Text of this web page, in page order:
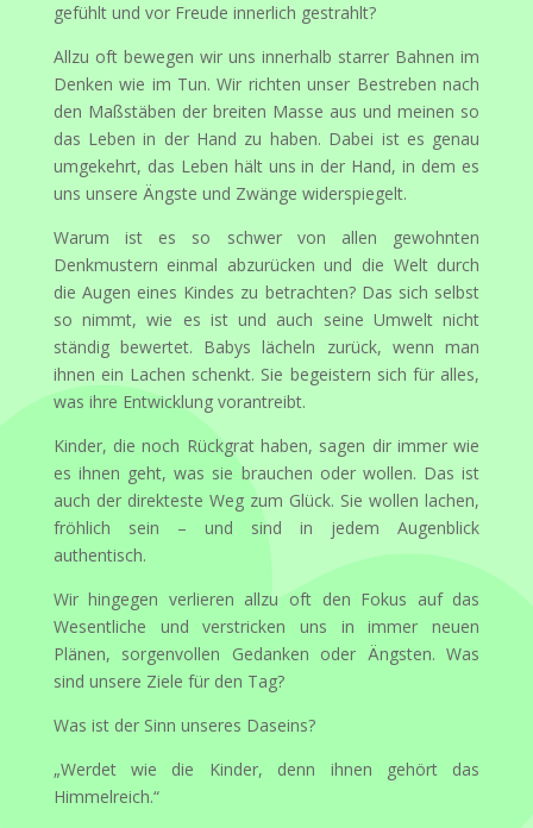
gefühlt und vor Freude innerlich gestrahlt?
Allzu oft bewegen wir uns innerhalb starrer Bahnen im
Denken wie im Tun. Wir richten unser Bestreben nach
den Maßstäben der breiten Masse aus und meinen so
das Leben in der Hand zu haben. Dabei ist es genau
umgekehrt, das Leben hält uns in der Hand, in dem es
uns unsere Ängste und Zwänge widerspiegelt.
Warum ist es so schwer von allen gewohnten
Denkmustern einmal abzurücken und die Welt durch
die Augen eines Kindes zu betrachten? Das sich selbst
so nimmt, wie es ist und auch seine Umwelt nicht
ständig bewertet. Babys lächeln zurück, wenn man
ihnen ein Lachen schenkt. Sie begeistern sich für alles,
was ihre Entwicklung vorantreibt.
Kinder, die noch Rückgrat haben, sagen dir immer wie
es ihnen geht, was sie brauchen oder wollen. Das ist
auch der direkteste Weg zum Glück. Sie wollen lachen,
fröhlich sein – und sind in jedem Augenblick
authentisch.
Wir hingegen verlieren allzu oft den Fokus auf das
Wesentliche und verstricken uns in immer neuen
Plänen, sorgenvollen Gedanken oder Ängsten. Was
sind unsere Ziele für den Tag?
Was ist der Sinn unseres Daseins?
„Werdet wie die Kinder, denn ihnen gehört das
Himmelreich.“